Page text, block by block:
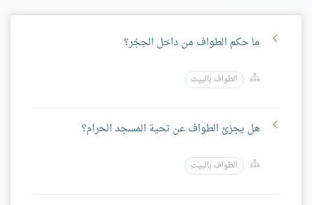
ما حكم الطواف من داخل الحِجْر؟
الطواف بالبيت
هل يجزئ الطواف عن تحية المسجد الحرام؟
الطواف بالبيت